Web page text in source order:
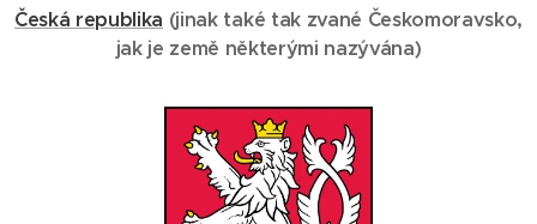
Česká republika (jinak také tak zvané Českomoravsko,
jak je země některými nazývána)